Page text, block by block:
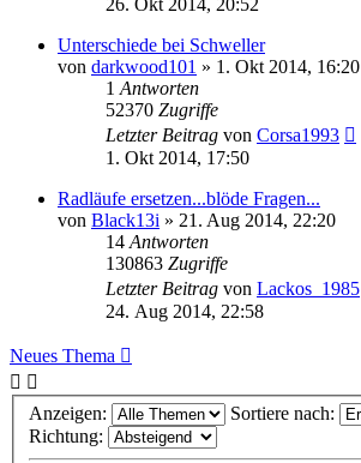
Unterschiede bei Schweller
von darkwood101 » 1. Okt 2014, 16:20
1 Antworten
52370 Zugriffe
Letzter Beitrag von Corsa1993
1. Okt 2014, 17:50
Radläufe ersetzen...blöde Fragen...
von Black13i » 21. Aug 2014, 22:20
14 Antworten
130863 Zugriffe
Letzter Beitrag von Lackos_1985
24. Aug 2014, 22:58
Neues Thema
Anzeigen:
Sortiere nach:
Richtung: